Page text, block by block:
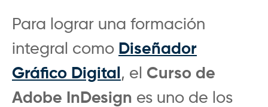
Para lograr una formación
integral como Diseñador
Gráfico Digital , el Curso de
Adobe InDesign es uno de los